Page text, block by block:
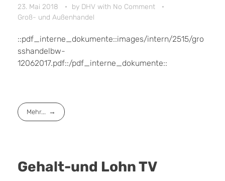
23. Mai 2018 by DHV with No Comment
Groß- und Außenhandel
::pdf_interne_dokumente::images/intern/2515/gro
sshandelbw-
12062017.pdf::/pdf_interne_dokumente::
Mehr...
Gehalt-und Lohn TV